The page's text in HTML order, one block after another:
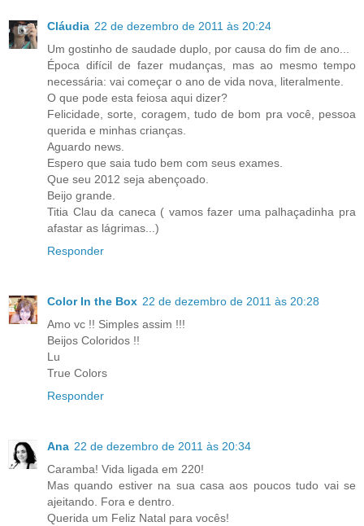
Cláudia 22 de dezembro de 2011 às 20:24
Um gostinho de saudade duplo, por causa do fim de ano...
Época difícil de fazer mudanças, mas ao mesmo tempo
necessária: vai começar o ano de vida nova, literalmente.
O que pode esta feiosa aqui dizer?
Felicidade, sorte, coragem, tudo de bom pra você, pessoa
querida e minhas crianças.
Aguardo news.
Espero que saia tudo bem com seus exames.
Que seu 2012 seja abençoado.
Beijo grande.
Titia Clau da caneca ( vamos fazer uma palhaçadinha pra
afastar as lágrimas...)
Responder
Color In the Box 22 de dezembro de 2011 às 20:28
Amo vc !! Simples assim !!!
Beijos Coloridos !!
Lu
True Colors
Responder
Ana 22 de dezembro de 2011 às 20:34
Caramba! Vida ligada em 220!
Mas quando estiver na sua casa aos poucos tudo vai se
ajeitando. Fora e dentro.
Querida um Feliz Natal para vocês!